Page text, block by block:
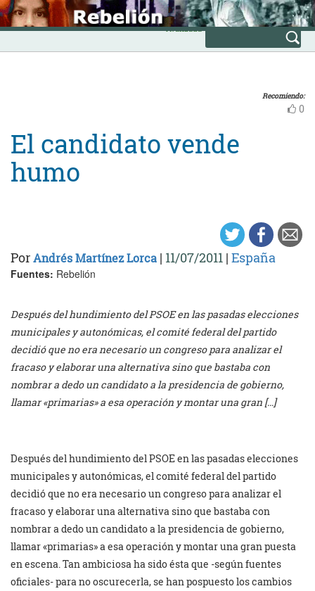
Skip
to
content
INICIO
Avanzada
Recomiendo:
0
El candidato vende
humo
PorAndrés Martínez Lorca | 11/07/2011 | España
Fuentes: Rebelión
Después del hundimiento del PSOE en las pasadas elecciones
municipales y autonómicas, el comité federal del partido
decidió que no era necesario un congreso para analizar el
fracaso y elaborar una alternativa sino que bastaba con
nombrar a dedo un candidato a la presidencia de gobierno,
llamar «primarias» a esa operación y montar una gran […]
Después del hundimiento del PSOE en las pasadas elecciones
municipales y autonómicas, el comité federal del partido
decidió que no era necesario un congreso para analizar el
fracaso y elaborar una alternativa sino que bastaba con
nombrar a dedo un candidato a la presidencia de gobierno,
llamar «primarias» a esa operación y montar una gran puesta
en escena. Tan ambiciosa ha sido ésta que -según fuentes
oficiales- para no oscurecerla, se han pospuesto los cambios